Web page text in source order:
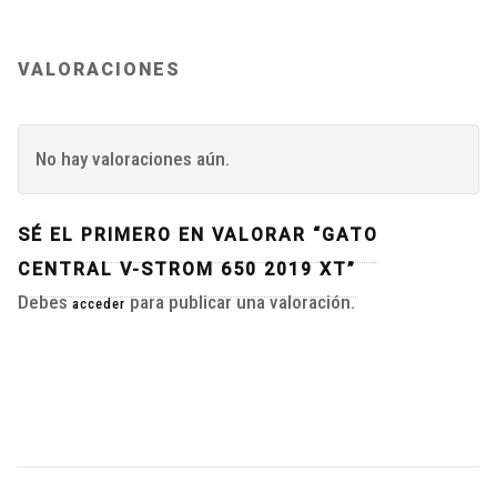
VALORACIONES
No hay valoraciones aún.
SÉ EL PRIMERO EN VALORAR “GATO
CENTRAL V-STROM 650 2019 XT”
Debesaccederpara publicar una valoración.